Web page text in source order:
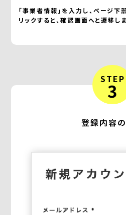
「事業者情報」を入力し、ページ下
リックすると、確認画面へと遷移しま
STEP
3
登録内容